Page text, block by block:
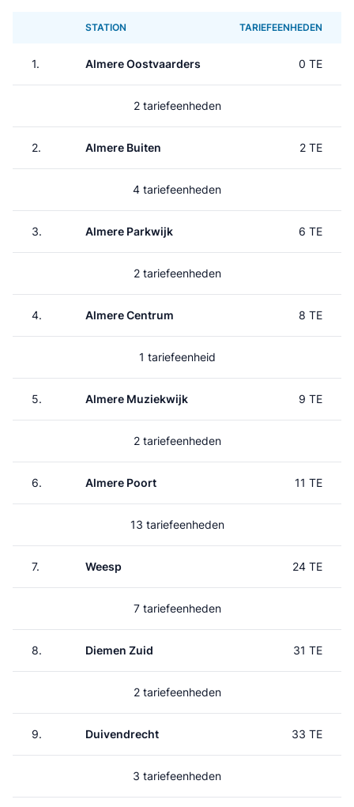
STATION TARIEFEENHEDEN
1. Almere Oostvaarders 0 TE
2 tariefeenheden
2. Almere Buiten 2 TE
4 tariefeenheden
3. Almere Parkwijk 6 TE
2 tariefeenheden
4. Almere Centrum 8 TE
1 tariefeenheid
5. Almere Muziekwijk 9 TE
2 tariefeenheden
6. Almere Poort 11 TE
13 tariefeenheden
7. Weesp 24 TE
7 tariefeenheden
8. Diemen Zuid 31 TE
2 tariefeenheden
9. Duivendrecht 33 TE
3 tariefeenheden